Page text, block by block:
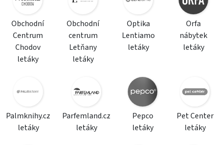
Obchodní
Centrum
Chodov
letáky
Obchodní
centrum
Letňany
letáky
Optika
Lentiamo
letáky
Orfa
nábytek
letáky
Palmknihy.cz
letáky
Parfemland.cz
letáky
Pepco
letáky
Pet Center
letáky